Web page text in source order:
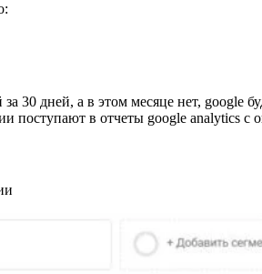
30 дней, а в этом месяце нет, google
поступают в отчеты google analytics с